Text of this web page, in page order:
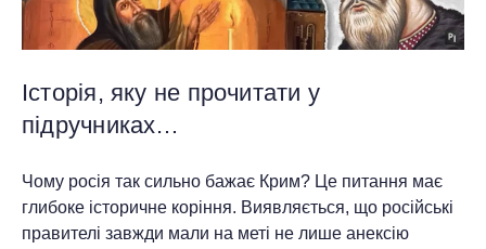
Історія, яку не прочитати у
підручниках…
Чому росія так сильно бажає Крим? Це питання має
глибоке історичне коріння. Виявляється, що російські
правителі завжди мали на меті не лише анексію